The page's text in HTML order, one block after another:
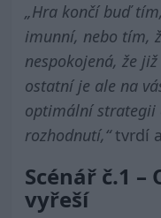
„Hra končí buď
imunní, nebo tím,
nespokojená, že
ostatní je ale na
optimální strategii
rozhodnutí,“tvrdí
Scénář č.1 –
vyřeší